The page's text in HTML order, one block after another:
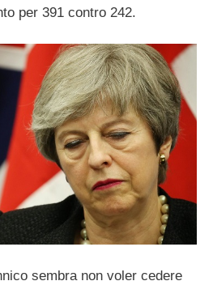
per 391 contro 242.
sembra non voler cedere